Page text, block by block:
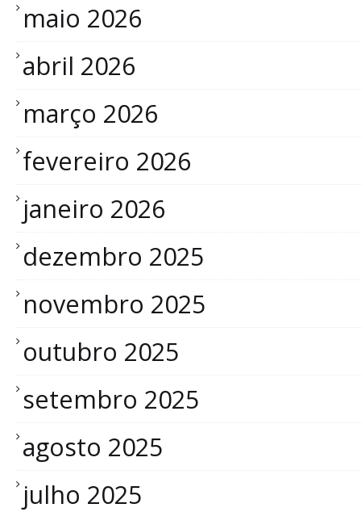
maio 2026
abril 2026
março 2026
fevereiro 2026
janeiro 2026
dezembro 2025
novembro 2025
outubro 2025
setembro 2025
agosto 2025
julho 2025